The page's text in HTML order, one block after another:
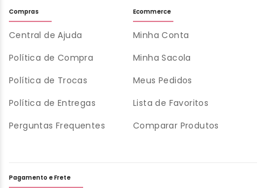
Compras
Central de Ajuda
Política de Compra
Política de Trocas
Política de Entregas
Perguntas Frequentes
Ecommerce
Minha Conta
Minha Sacola
Meus Pedidos
Lista de Favoritos
Comparar Produtos
Pagamento e Frete